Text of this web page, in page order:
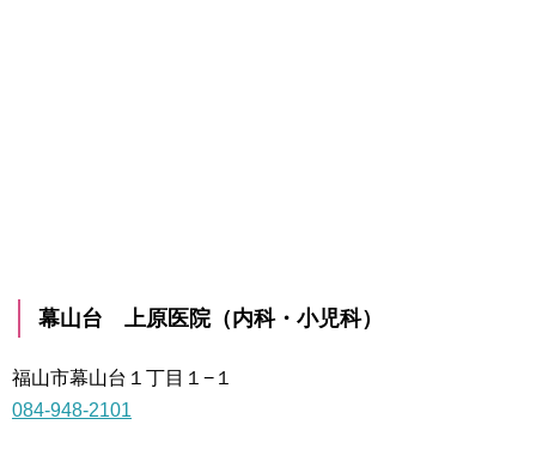
幕山台 上原医院（内科・小児科）
福山市幕山台１丁目１−１
084-948-2101